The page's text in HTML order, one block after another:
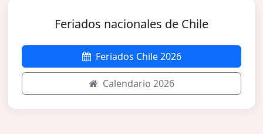
Feriados nacionales de Chile
Feriados Chile 2026
Calendario 2026